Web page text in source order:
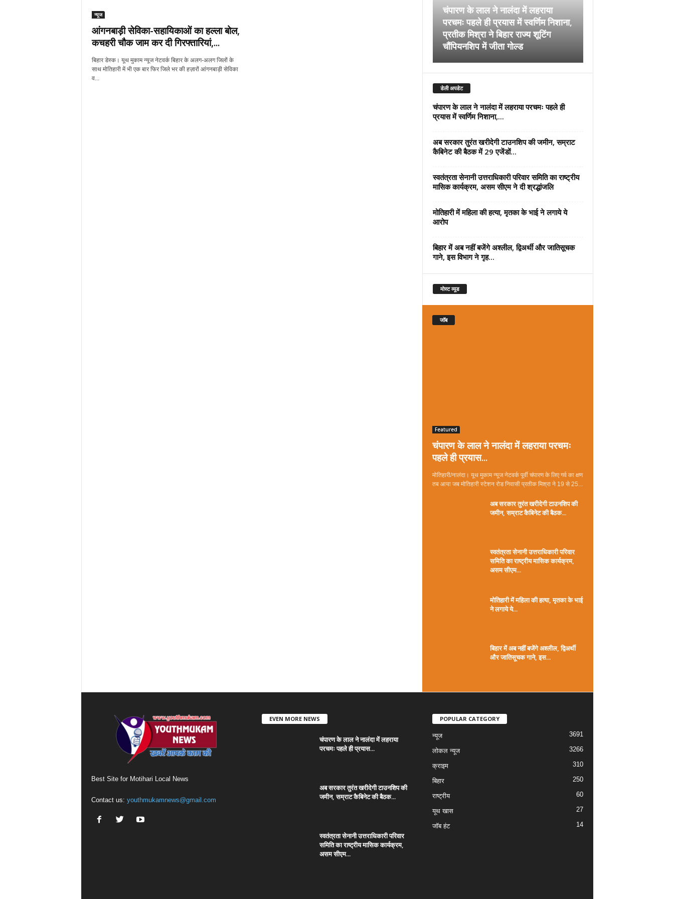
न्यूज
आंगनबाड़ी सेविका-सहायिकाओं का हल्ला बोल,
कचहरी चौक जाम कर दी गिरफ्तारियां,...
बिहार डेस्क। यूथ मुकाम न्यूज नेटवर्क बिहार के अलग-अलग जिलों के
साथ मोतिहारी में भी एक बार फिर जिले भर की हज़ारों आंगनबाड़ी सेविका
व...
चंपारण के लाल ने नालंदा में लहराया
परचमः पहले ही प्रयास में स्वर्णिम निशाना,
प्रतीक मिश्रा ने बिहार राज्य शूटिंग
चौंपियनशिप में जीता गोल्ड
डेली अपडेट
चंपारण के लाल ने नालंदा में लहराया परचमः पहले ही
प्रयास में स्वर्णिम निशाना,...
अब सरकार तुरंत खरीदेगी टाउनशिप की जमीन, सम्राट
कैबिनेट की बैठक में 29 एजेंडों...
स्वतंत्रता सेनानी उत्तराधिकारी परिवार समिति का राष्ट्रीय
मासिक कार्यक्रम, असम सीएम ने दी श्रद्धांजलि
मोतिहारी में महिला की हत्या, मृतका के भाई ने लगाये ये
आरोप
बिहार में अब नहीं बजेंगे अश्लील, द्विअर्थी और जातिसूचक
गाने, इस विभाग ने गृह...
मोस्ट व्यूड
जॉब
Featured
चंपारण के लाल ने नालंदा में लहराया परचमः
पहले ही प्रयास...
मोतिहारी/नालंदा। यूथ मुकाम न्यूज नेटवर्क पूर्वी चंपारण के लिए गर्व का क्षण
तब आया जब मोतिहारी स्टेशन रोड निवासी प्रतीक मिश्रा ने 19 से 25...
अब सरकार तुरंत खरीदेगी टाउनशिप की
जमीन, सम्राट कैबिनेट की बैठक...
स्वतंत्रता सेनानी उत्तराधिकारी परिवार
समिति का राष्ट्रीय मासिक कार्यक्रम,
असम सीएम...
मोतिहारी में महिला की हत्या, मृतका के भाई
ने लगाये ये...
बिहार में अब नहीं बजेंगे अश्लील, द्विअर्थी
और जातिसूचक गाने, इस...
Best Site for Motihari Local News
Contact us: youthmukamnews@gmail.com
EVEN MORE NEWS
चंपारण के लाल ने नालंदा में लहराया
परचमः पहले ही प्रयास...
अब सरकार तुरंत खरीदेगी टाउनशिप की
जमीन, सम्राट कैबिनेट की बैठक...
स्वतंत्रता सेनानी उत्तराधिकारी परिवार
समिति का राष्ट्रीय मासिक कार्यक्रम,
असम सीएम...
POPULAR CATEGORY
न्यूज 3691
लोकल न्यूज 3266
क्राइम 310
बिहार 250
राष्ट्रीय 60
यूथ खास 27
जॉब हंट 14